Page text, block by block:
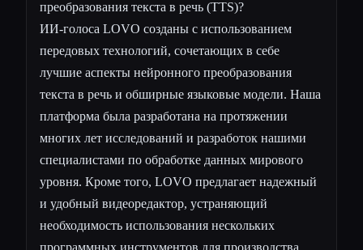
преобразования текста в речь (TTS)?
ИИ-голоса LOVO созданы с использованием
передовых технологий, сочетающих в себе
лучшие аспекты нейронного преобразования
текста в речь и обширные языковые модели. Наша
платформа была разработана на протяжении
многих лет исследований и разработок нашими
специалистами по обработке данных мирового
уровня. Кроме того, LOVO предлагает надежный
и удобный видеоредактор, устраняющий
необходимость использования нескольких
программных инструментов для производства